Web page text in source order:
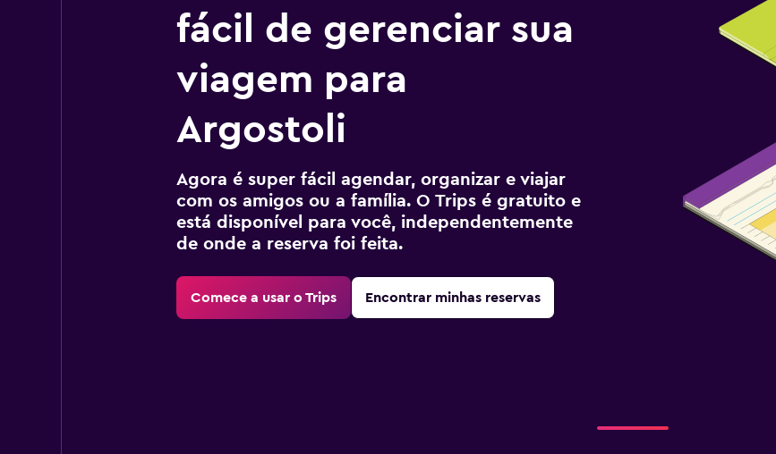
fácil de gerenciar sua
viagem para
Argostoli
Agora é super fácil agendar, organizar e viajar
com os amigos ou a família. O Trips é gratuito e
está disponível para você, independentemente
de onde a reserva foi feita.
Comece a usar o Trips Encontrar minhas reservas